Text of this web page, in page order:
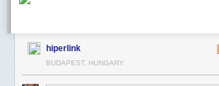
hiperlink
BUDAPEST, HUNGARY